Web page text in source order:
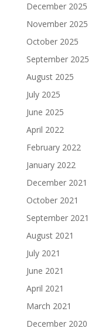
December 2025
November 2025
October 2025
September 2025
August 2025
July 2025
June 2025
April 2022
February 2022
January 2022
December 2021
October 2021
September 2021
August 2021
July 2021
June 2021
April 2021
March 2021
December 2020